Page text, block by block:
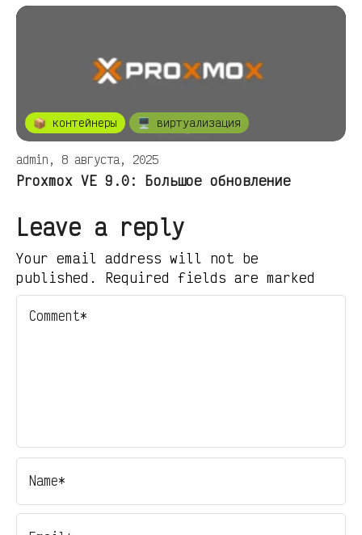
📦 контейнеры 🖥️ виртуализация
admin, 8 августа, 2025
Proxmox VE 9.0: Большое обновление
Leave a reply
Your email address will not be
published. Required fields are marked